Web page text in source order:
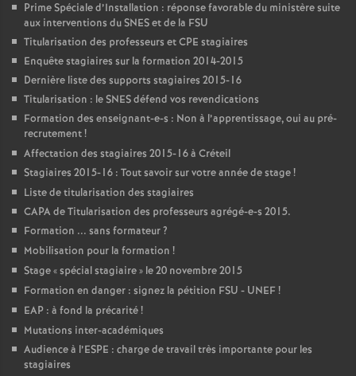
Prime Spéciale d’Installation : réponse favorable du ministère suite
aux interventions duSNESet de la FSU
Titularisation des professeurs etCPE stagiaires
Enquête stagiaires sur la formation 2014-2015
Dernière liste des supports stagiaires 2015-16
Titularisation : leSNESdéfend vos revendications
Formation des enseignant-e-s : Non à l’apprentissage, oui au pré-
recrutement!
Affectation des stagiaires 2015-16 à Créteil
Stagiaires 2015-16 : Tout savoir sur votre année de stage!
Liste de titularisation des stagiaires
CAPAde Titularisation des professeurs agrégé-e-s 2015.
Formation ... sans formateur?
Mobilisation pour la formation !
Stage «spécial stagiaire» le 20 novembre 2015
Formation en danger : signez la pétition FSU - UNEF!
EAP : à fond la précarité!
Mutations inter-académiques
Audience à l’ESPE : charge de travail très importante pour les
stagiaires